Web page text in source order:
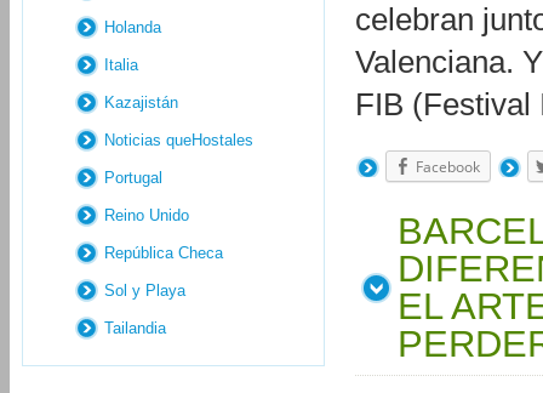
celebran
Valenciana.
FIB
Facebook
EL
Holanda
Italia
Kazajistán
Noticias queHostales
Portugal
Reino Unido
República Checa
Sol y Playa
Tailandia